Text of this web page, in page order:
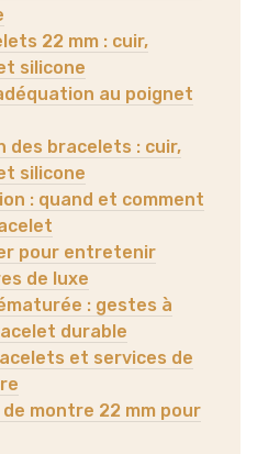
22 mm : cuir,
silicone
au poignet
des bracelets : cuir,
silicone
: quand et comment
pour entretenir
de luxe
: gestes à
durable
et services de
montre 22 mm pour